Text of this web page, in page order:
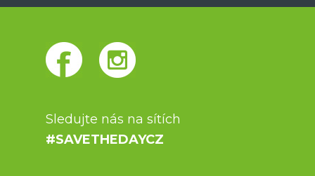
Sledujte nás na sítích
#SAVETHEDAYCZ